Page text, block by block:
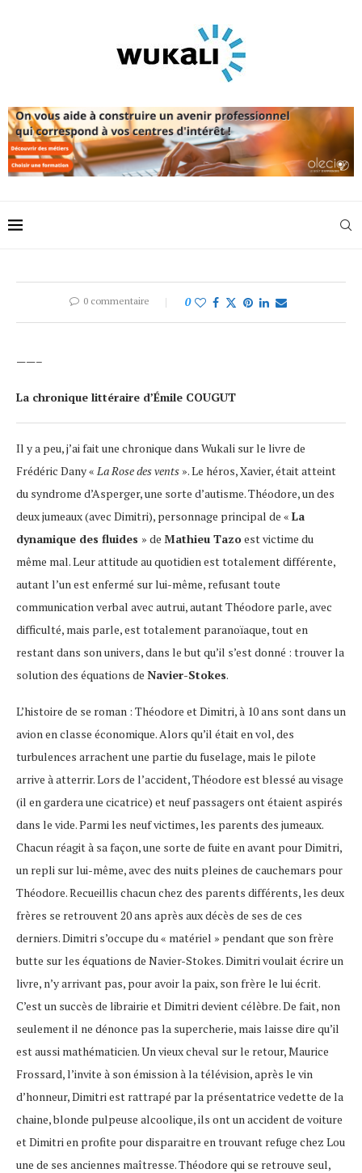
0 commentaire 0
——–
La chronique littéraire d’Émile COUGUT
Il y a peu, j’ai fait une chronique dans Wukali sur le livre de
Frédéric Dany « La Rose des vents ». Le héros, Xavier, était atteint
du syndrome d’Asperger, une sorte d’autisme. Théodore, un des
deux jumeaux (avec Dimitri), personnage principal de « La
dynamique des fluides » de Mathieu Tazoest victime du
même mal. Leur attitude au quotidien est totalement différente,
autant l’un est enfermé sur lui-même, refusant toute
communication verbal avec autrui, autant Théodore parle, avec
difficulté, mais parle, est totalement paranoïaque, tout en
restant dans son univers, dans le but qu’il s’est donné : trouver la
solution des équations de Navier-Stokes.
L’histoire de se roman : Théodore et Dimitri, à 10 ans sont dans un
avion en classe économique. Alors qu’il était en vol, des
turbulences arrachent une partie du fuselage, mais le pilote
arrive à atterrir. Lors de l’accident, Théodore est blessé au visage
(il en gardera une cicatrice) et neuf passagers ont étaient aspirés
dans le vide. Parmi les neuf victimes, les parents des jumeaux.
Chacun réagit à sa façon, une sorte de fuite en avant pour Dimitri,
un repli sur lui-même, avec des nuits pleines de cauchemars pour
Théodore. Recueillis chacun chez des parents différents, les deux
frères se retrouvent 20 ans après aux décès de ses de ces
derniers. Dimitri s’occupe du « matériel » pendant que son frère
butte sur les équations de Navier-Stokes. Dimitri voulait écrire un
livre, n’y arrivant pas, pour avoir la paix, son frère le lui écrit.
C’est un succès de librairie et Dimitri devient célèbre. De fait, non
seulement il ne dénonce pas la supercherie, mais laisse dire qu’il
est aussi mathématicien. Un vieux cheval sur le retour, Maurice
Frossard, l’invite à son émission à la télévision, après le vin
d’honneur, Dimitri est rattrapé par la présentatrice vedette de la
chaine, blonde pulpeuse alcoolique, ils ont un accident de voiture
et Dimitri en profite pour disparaitre en trouvant refuge chez Lou
une de ses anciennes maîtresse. Théodore qui se retrouve seul,